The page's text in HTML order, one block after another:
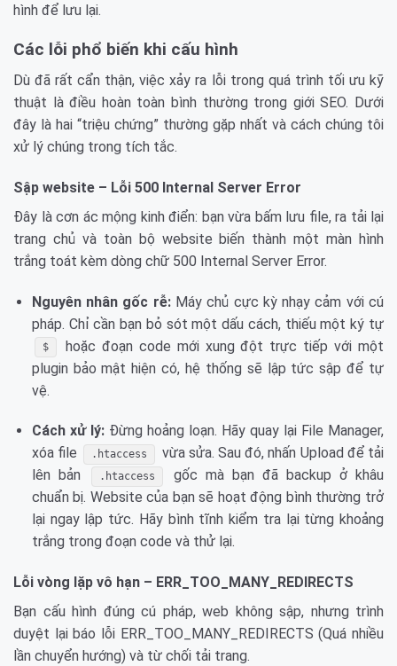
hình để lưu lại.
Các lỗi phổ biến khi cấu hình
Dù đã rất cẩn thận, việc xảy ra lỗi trong quá trình tối ưu kỹ
thuật là điều hoàn toàn bình thường trong giới SEO. Dưới
đây là hai “triệu chứng” thường gặp nhất và cách chúng tôi
xử lý chúng trong tích tắc.
Sập website – Lỗi 500 Internal Server Error
Đây là cơn ác mộng kinh điển: bạn vừa bấm lưu file, ra tải lại
trang chủ và toàn bộ website biến thành một màn hình
trắng toát kèm dòng chữ 500 Internal Server Error.
Nguyên nhân gốc rễ:Máy chủ cực kỳ nhạy cảm với cú
pháp. Chỉ cần bạn bỏ sót một dấu cách, thiếu một ký tự
$
hoặc đoạn code mới xung đột trực tiếp với một
plugin bảo mật hiện có, hệ thống sẽ lập tức sập để tự
vệ.
Cách xử lý:Đừng hoảng loạn. Hãy quay lại File Manager,
xóa file
.htaccess
vừa sửa. Sau đó, nhấn Upload để tải
lên bản
.htaccess
gốc mà bạn đã backup ở khâu
chuẩn bị. Website của bạn sẽ hoạt động bình thường trở
lại ngay lập tức. Hãy bình tĩnh kiểm tra lại từng khoảng
trắng trong đoạn code và thử lại.
Lỗi vòng lặp vô hạn – ERR_TOO_MANY_REDIRECTS
Bạn cấu hình đúng cú pháp, web không sập, nhưng trình
duyệt lại báo lỗi ERR_TOO_MANY_REDIRECTS (Quá nhiều
lần chuyển hướng) và từ chối tải trang.